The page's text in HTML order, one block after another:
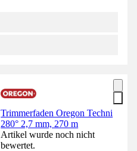
Trimmerfaden Oregon Techni
280° 2,7 mm, 270 m
Artikel wurde noch nicht
bewertet.